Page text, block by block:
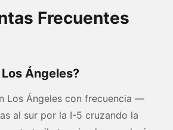
Frecuentes
Ángeles?
Los Ángeles con frecuencia —
al sur por la I-5 cruzando la